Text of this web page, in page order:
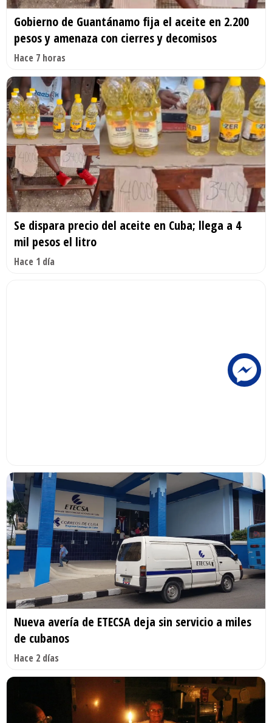
Gobierno de Guantánamo fija el aceite en 2.200
pesos y amenaza con cierres y decomisos
Hace 7 horas
Se dispara precio del aceite en Cuba; llega a 4
mil pesos el litro
Hace 1 día
Nueva avería de ETECSA deja sin servicio a miles
de cubanos
Hace 2 días